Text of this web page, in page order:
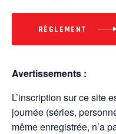
RÈGLEMENT
Avertissements :
L’inscription sur ce site
journée (séries,
même enregistrée, n’a